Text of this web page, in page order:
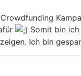
Somit bin
Ich bin